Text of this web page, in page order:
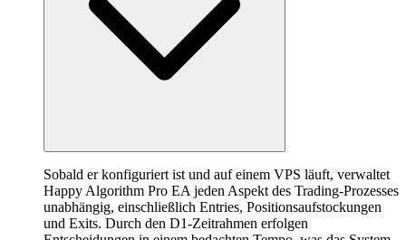
Sobald er konfiguriert ist und auf einem VPS läuft, verwaltet
Happy Algorithm Pro EA jeden Aspekt des Trading-Prozesses
unabhängig, einschließlich Entries, Positionsaufstockungen
und Exits. Durch den D1-Zeitrahmen erfolgen